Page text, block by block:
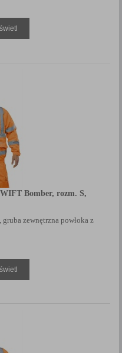
Bomber, rozm. S,
zewnętrzna powłoka z